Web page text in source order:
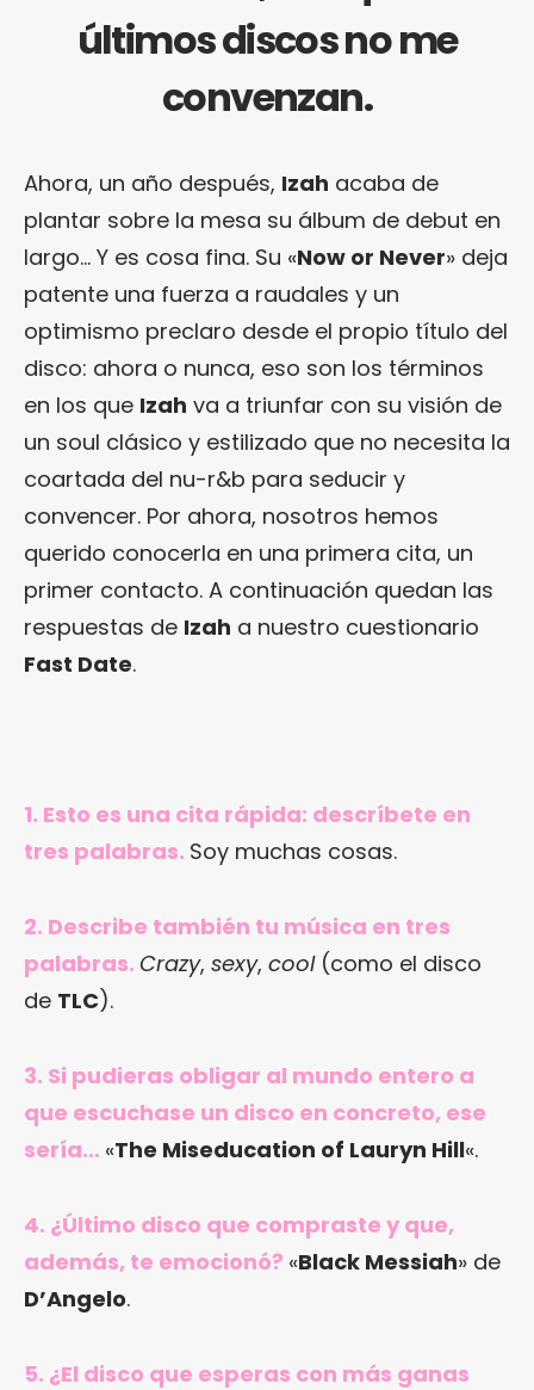
últimos discos no me
convenzan.
Ahora, un año después, Izah acaba de
plantar sobre la mesa su álbum de debut en
largo… Y es cosa fina. Su «Now or Never» deja
patente una fuerza a raudales y un
optimismo preclaro desde el propio título del
disco: ahora o nunca, eso son los términos
en los que Izah va a triunfar con su visión de
un soul clásico y estilizado que no necesita la
coartada del nu-r&b para seducir y
convencer. Por ahora, nosotros hemos
querido conocerla en una primera cita, un
primer contacto. A continuación quedan las
respuestas de Izah a nuestro cuestionario
Fast Date.
1. Esto es una cita rápida: descríbete en
tres palabras. Soy muchas cosas.
2. Describe también tu música en tres
palabras. Crazy, sexy, cool(como el disco
de TLC).
3. Si pudieras obligar al mundo entero a
que escuchase un disco en concreto, ese
sería… «The Miseducation of Lauryn Hill«.
4. ¿Último disco que compraste y que,
además, te emocionó? «Black Messiah» de
D’Angelo.
5. ¿El disco que esperas con más ganas